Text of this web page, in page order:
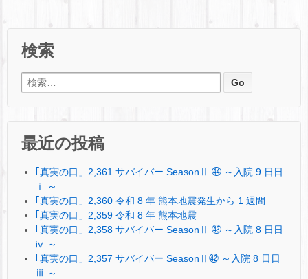
検索
検索:
最近の投稿
｢真実の口」2,361 サバイバー SeasonⅡ ㊹ ～入院 9 日日
ⅰ ～
｢真実の口」2,360 令和 8 年 熊本地震発生から 1 週間
｢真実の口」2,359 令和 8 年 熊本地震
｢真実の口」2,358 サバイバー SeasonⅡ ㊸ ～入院 8 日日
ⅳ ～
｢真実の口」2,357 サバイバー SeasonⅡ㊷ ～入院 8 日日
ⅲ ～